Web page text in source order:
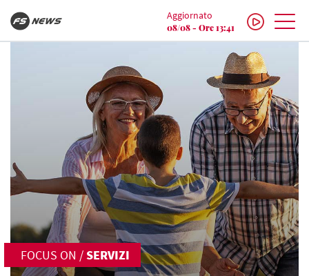
Aggiornato
08/08 - Ore 13:41
FOCUS ON /SERVIZI